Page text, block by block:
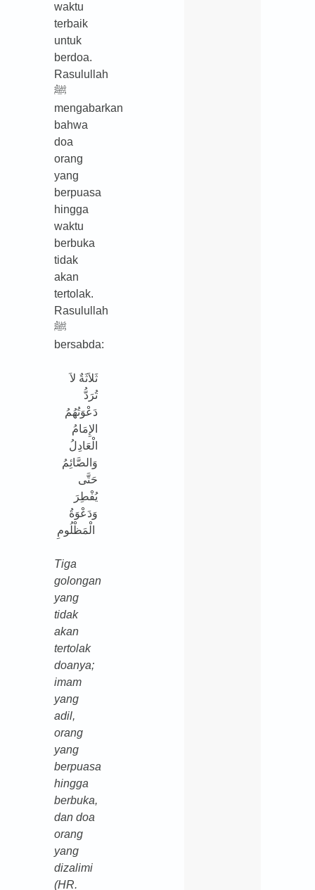
waktu
terbaik
untuk
berdoa.
Rasulullah
ﷺ
mengabarkan
bahwa
doa
orang
yang
berpuasa
hingga
waktu
berbuka
tidak
akan
tertolak.
Rasulullah
ﷺ
bersabda:
ثَلاَثَةٌ لاَ
تُرَدُّ
دَعْوَتُهُمُ
الإِمَامُ
الْعَادِلُ
وَالصَّائِمُ
حَتَّى
يُفْطِرَ
وَدَعْوَةُ
Tiga
golongan
yang
tidak
akan
tertolak
doanya;
imam
yang
adil,
orang
yang
berpuasa
hingga
berbuka,
dan doa
orang
yang
dizalimi
(HR.